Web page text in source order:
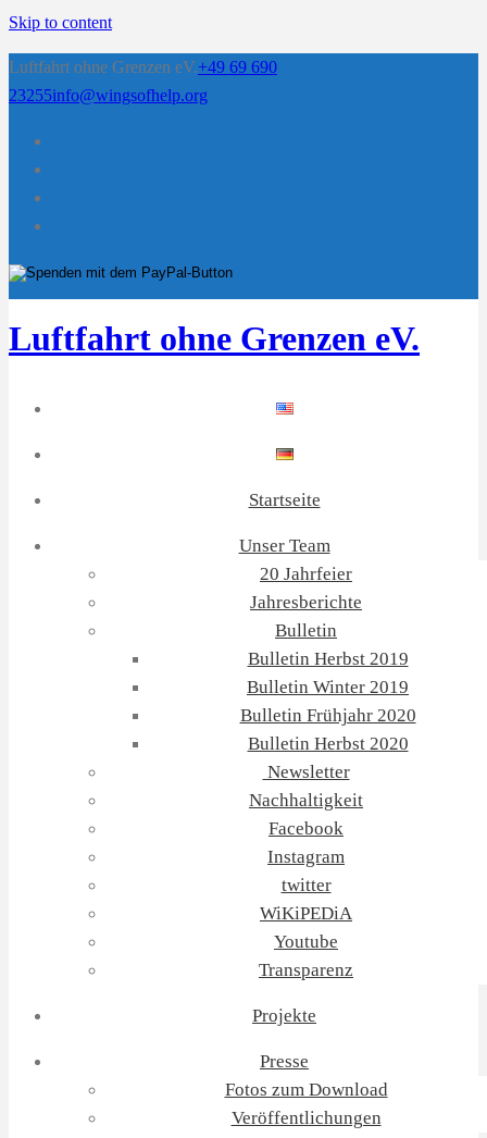
Skip to content
Luftfahrt ohne Grenzen eV.+49 69 690
23255info@wingsofhelp.org
Luftfahrt ohne Grenzen eV.
Startseite
Unser Team
20 Jahrfeier
Jahresberichte
Bulletin
Bulletin Herbst 2019
Bulletin Winter 2019
Bulletin Frühjahr 2020
Bulletin Herbst 2020
Newsletter
Nachhaltigkeit
Facebook
Instagram
twitter
WiKiPEDiA
Youtube
Transparenz
Projekte
Presse
Fotos zum Download
Veröffentlichungen